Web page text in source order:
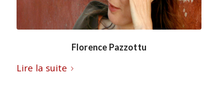
Florence Pazzottu
Lire la suite